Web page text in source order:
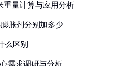
重量计算与应用分析
胀剂分别加多少
么区别
需求调研与分析